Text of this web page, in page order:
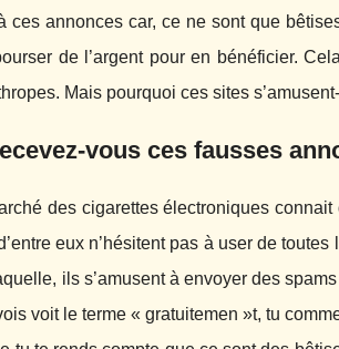
ces annonces car, ce ne sont que
de l’argent pour en bénéficier.
Mais pourquoi ces sites
vous ces fausses
des cigarettes électroniques
eux n’hésitent pas à user de
ils s’amusent à envoyer des
voit le terme « gratuitemen »t, tu